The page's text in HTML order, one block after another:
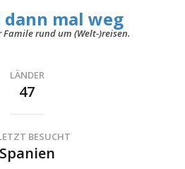
mal weg
rund um (Welt-)reisen.
LÄNDER
47
BESUCHT
Spanien